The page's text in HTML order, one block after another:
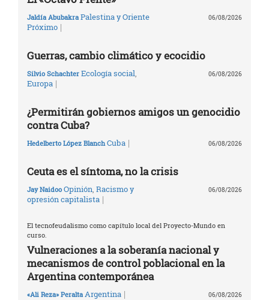
Jaldía Abubakra Palestina y Oriente
Próximo |
06/08/2026
Guerras, cambio climático y ecocidio
Silvio Schachter Ecología social
Europa |
06/08/2026
¿Permitirán gobiernos amigos un genocidio
contra Cuba?
Hedelberto López Blanch Cuba | 06/08/2026
Ceuta es el síntoma, no la crisis
Jay Naidoo Opinión Racismo y
opresión capitalista |
06/08/2026
El tecnofeudalismo como capítulo local del Proyecto-Mundo en
curso.
Vulneraciones a la soberanía nacional y
mecanismos de control poblacional en la
Argentina contemporánea
«Ali Reza» Peralta Argentina | 06/08/2026